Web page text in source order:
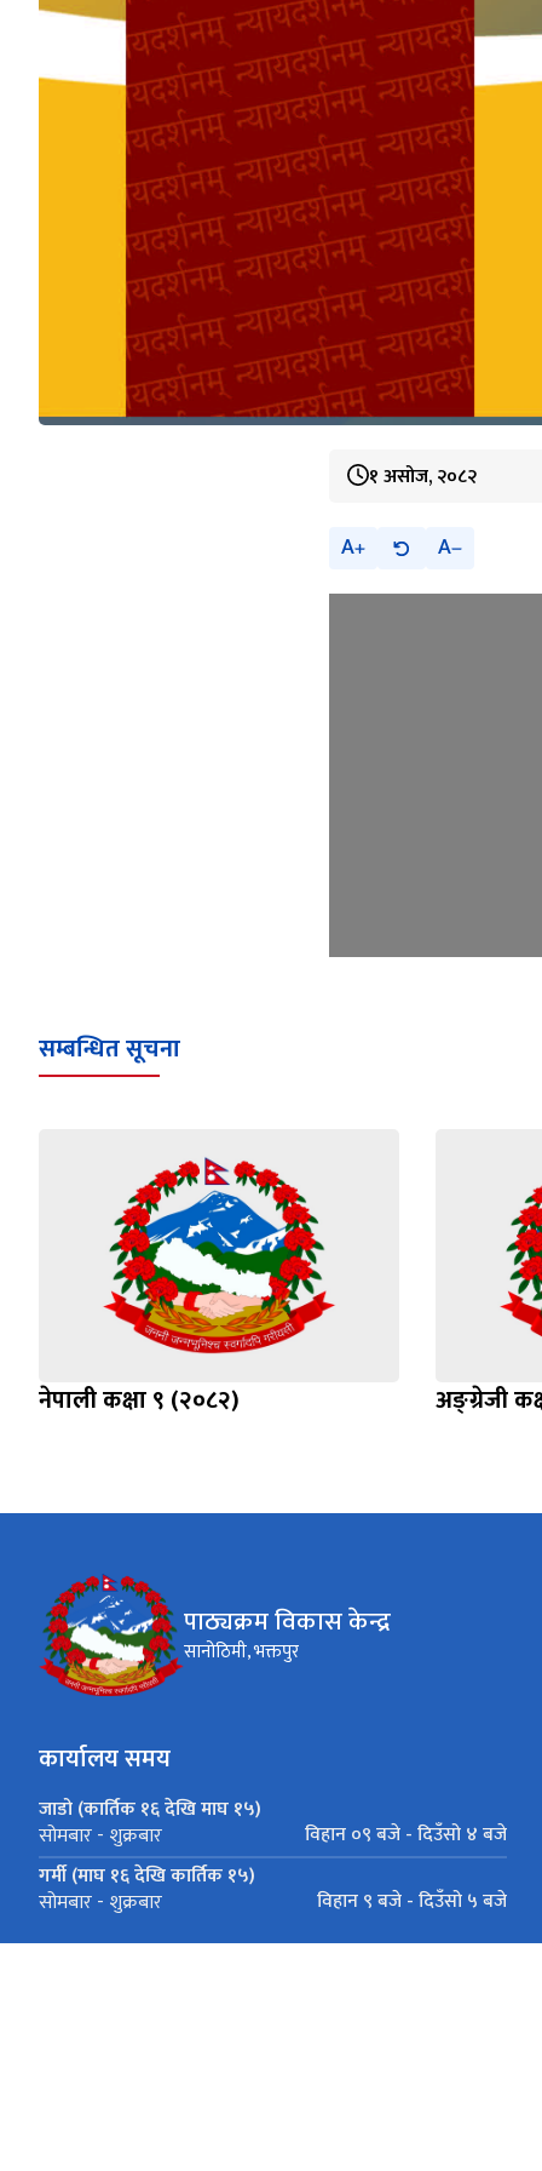
१ असोज, २०८२
A A
सम्बन्धित सूचना
नेपाली कक्षा ९ (२०८२) अङ्ग्रेजी
पाठ्यक्रम विकास केन्द्र
सानोठिमी, भक्तपुर
कार्यालय समय
जाडो (कार्तिक १६ देखि माघ १५)
सोमबार - शुक्रबार
विहान ०९ बजे - दिउँसो ४ बजे
गर्मी (माघ १६ देखि कार्तिक १५)
सोमबार - शुक्रबार विहान ९ बजे - दिउँसो ५ बजे